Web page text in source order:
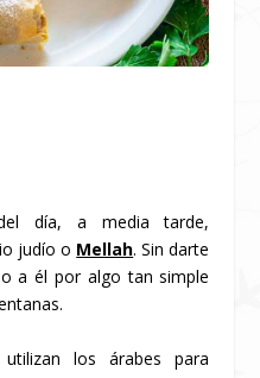
día, a media tarde,
judío o Mellah. Sin darte
a él por algo tan simple
los árabes para